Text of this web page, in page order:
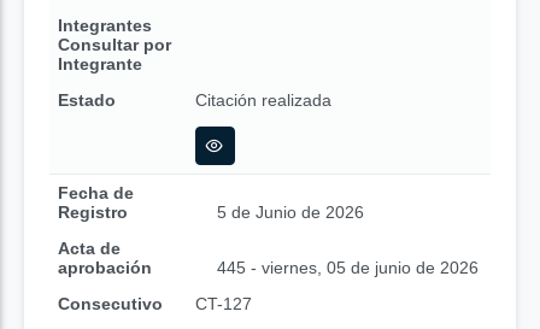
Integrantes
Consultar por
Integrante
Estado
Citación realizada
Fecha de
Registro
5 de Junio de 2026
Acta de
aprobación
445 - viernes, 05 de junio de 2026
Consecutivo
CT-127